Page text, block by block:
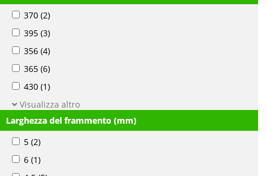
370 (2)
395 (3)
356 (4)
365 (6)
430 (1)
Visualizza altro
Larghezza del frammento (mm)
5 (2)
6 (1)